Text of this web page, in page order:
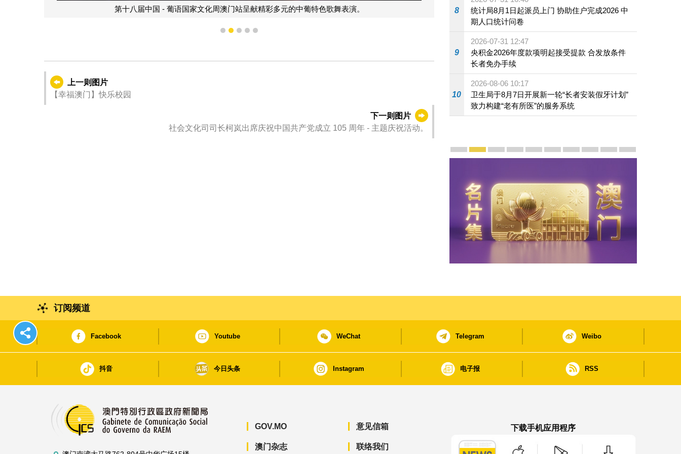
第十八届中国 - 葡语国家文化周澳门站呈献精彩多元的中葡特色歌舞表演。
1 2 3 4 5
上一则图片
【幸福澳门】快乐校园
下一则图片
社会文化司司长柯岚出席庆祝中国共产党成立 105 周年 - 主题庆祝活动。
8
统计局8月1日起派员上门 协助住户完成2026 中
期人口统计问卷
9
2026-07-31 12:47
央积金2026年度款项明起接受提款 合发放条件
长者免办手续
10
2026-08-06 10:17
卫生局于8月7日开展新一轮“长者安装假牙计划”
致力构建“老有所医”的服务系统
宣传及推广
赓续中葡传统友谊 续写“一国两制”新篇章 — 澳门“一国
澳门名片集
行政长官岑浩辉11月18日发表2026年施政报
施政特写澳门特别行政区经济和社会发展第
横琴粤澳深度合作区专题网站
施政小讲堂
走进澳门澳门相簿2020
《澳门微视
订阅频道
Facebook Youtube WeChat Telegram Weibo
抖音 今日头条 Instagram 电子报 RSS
GOV.MO
澳门杂志
意见信箱
联络我们
下载手机应用程序